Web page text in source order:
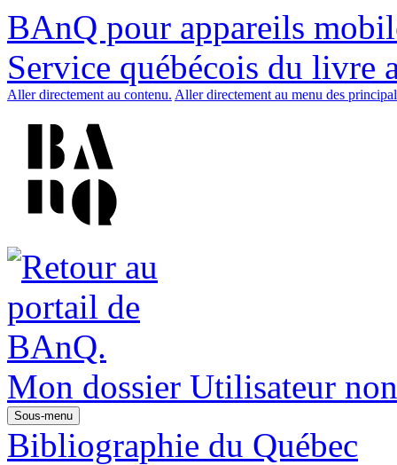
BAnQ pour appareils
Service québécois du livre
Aller directement au contenu. Aller directement au menu des
Mon dossier Utilisateur
Sous-menu
Bibliographie du Québec